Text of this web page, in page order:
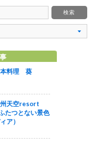
本料理 葵
州天空resort
たつとない景色
ア）